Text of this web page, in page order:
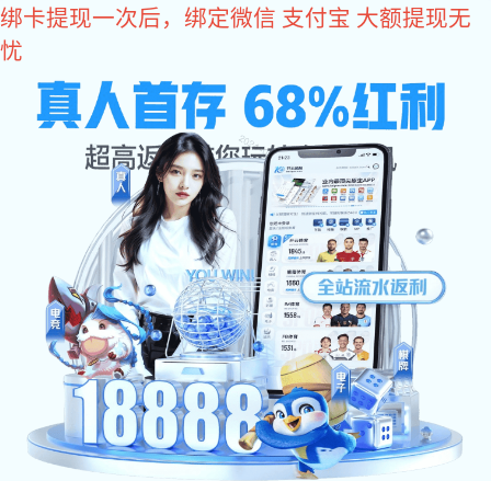
耀世娱乐
门窗配件
平开门双向天地插销 推拉门窗D型锁拉手